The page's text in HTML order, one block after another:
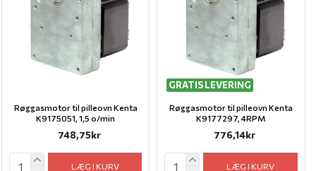
Røggasmotor til pilleovn Kenta
K9175051, 1,5 o/min
748,75kr
LÆG I KURV
GRATIS LEVERING
Røggasmotor til pilleovn Kenta
K9177297, 4RPM
776,14kr
LÆG I KURV